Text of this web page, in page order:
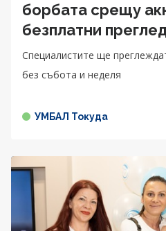
борбата срещу
безплатни
Специалистите ще
без събота и неделя
УМБАЛ Токуда